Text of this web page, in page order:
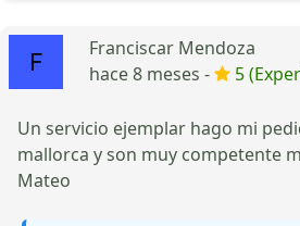
Franciscar Mendoza
hace 8 meses -
5
Un servicio ejemplar hago mi
mallorca y son muy competente
Mateo